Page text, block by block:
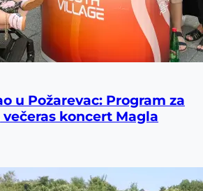
u Požarevac: Program za
koncert Magla